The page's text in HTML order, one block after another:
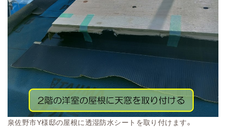
泉佐野市Y様邸の屋根に透湿防水シートを取り付けます。